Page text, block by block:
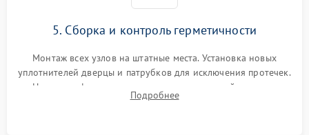
5. Сборка и контроль герметичности
Монтаж всех узлов на штатные места. Установка новых
уплотнителей дверцы и патрубков для исключения протечек.
Надежная фиксация хомутов гидравлической системы,
сборка корпуса и установка датчика поплавка.
Подробнее